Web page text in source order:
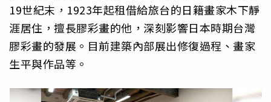
19世紀末，1923年起租借給旅台的日籍畫家木下靜
涯居住，擅長膠彩畫的他，深刻影響日本時期台灣
膠彩畫的發展。目前建築內部展出修復過程、畫家
生平與作品等。